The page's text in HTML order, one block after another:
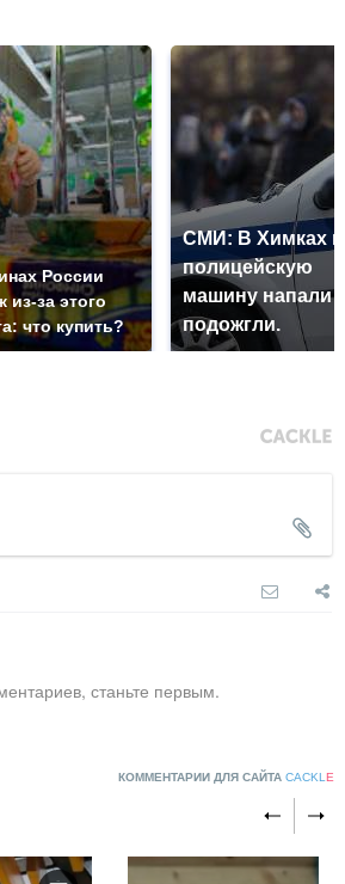
России
из-за этого
что купить?
СМИ: В Химках на
полицейскую
машину напали и
подожгли.
станьте первым.
КОММЕНТАРИИ ДЛЯ САЙТА CACKL E